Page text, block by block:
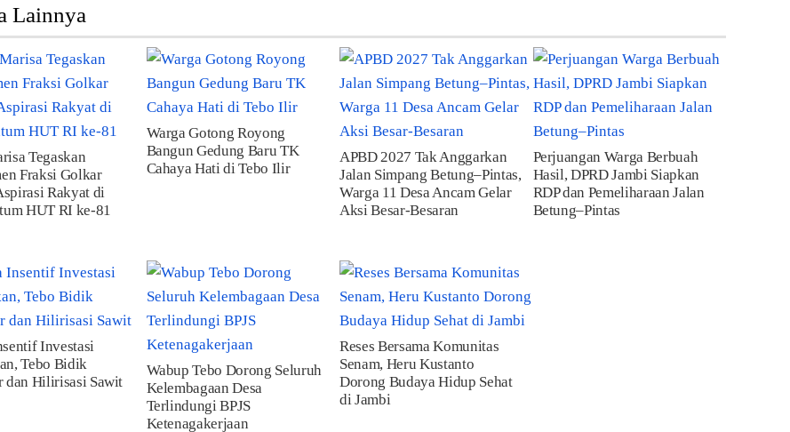
Lainnya
Tegaskan
Fraksi Golkar
Rakyat di
HUT RI ke-81
Warga Gotong Royong
Bangun Gedung Baru TK
Cahaya Hati di Tebo Ilir
APBD 2027 Tak Anggarkan
Jalan Simpang Betung–Pintas,
Warga 11 Desa Ancam Gelar
Aksi Besar-Besaran
Perjuangan Warga Berbuah
Hasil, DPRD Jambi Siapkan
RDP dan Pemeliharaan Jalan
Betung–Pintas
Investasi
Tebo Bidik
dan Hilirisasi Sawit
Wabup Tebo Dorong Seluruh
Kelembagaan Desa
Terlindungi BPJS
Ketenagakerjaan
Reses Bersama Komunitas
Senam, Heru Kustanto
Dorong Budaya Hidup Sehat
di Jambi